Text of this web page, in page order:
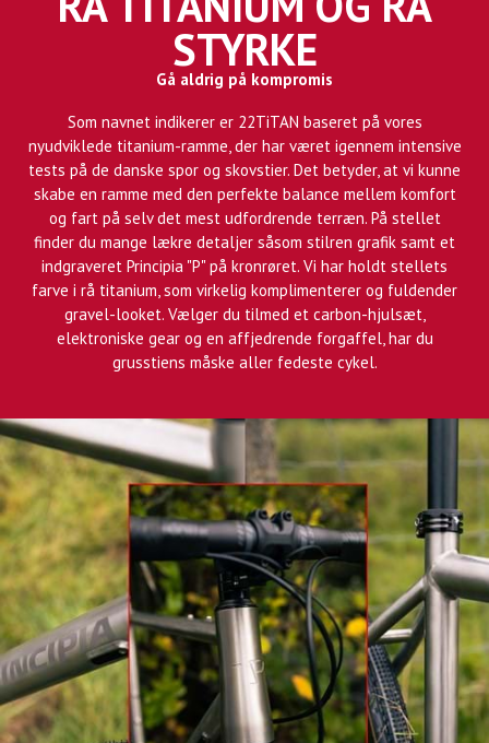
STYRKE
Gå aldrig på kompromis
Som navnet indikerer er 22TiTAN baseret på vores
nyudviklede titanium-ramme, der har været igennem intensive
tests på de danske spor og skovstier. Det betyder, at vi kunne
skabe en ramme med den perfekte balance mellem komfort
og fart på selv det mest udfordrende terræn. På stellet
finder du mange lækre detaljer såsom stilren grafik samt et
indgraveret Principia "P" på kronrøret. Vi har holdt stellets
farve i rå titanium, som virkelig komplimenterer og fuldender
gravel-looket. Vælger du tilmed et carbon-hjulsæt,
elektroniske gear og en affjedrende forgaffel, har du
grusstiens måske aller fedeste cykel.